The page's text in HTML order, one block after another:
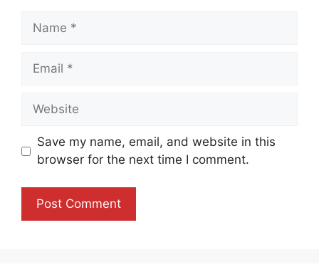
Name
Email
Website
Save my name, email, and website in this
browser for the next time I comment.